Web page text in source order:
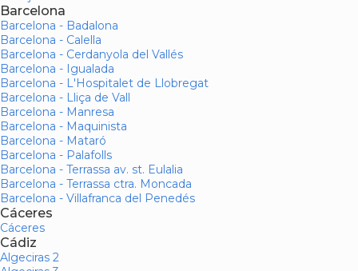
Barcelona
Barcelona - Badalona
Barcelona - Calella
Barcelona - Cerdanyola del Vallés
Barcelona - Igualada
Barcelona - L'Hospitalet de Llobregat
Barcelona - Lliça de Vall
Barcelona - Manresa
Barcelona - Maquinista
Barcelona - Mataró
Barcelona - Palafolls
Barcelona - Terrassa av. st. Eulalia
Barcelona - Terrassa ctra. Moncada
Barcelona - Villafranca del Penedés
Cáceres
Cáceres
Cádiz
Algeciras 2